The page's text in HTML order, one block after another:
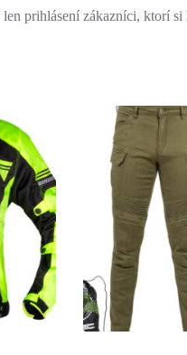
prihlásení zákazníci, ktorí